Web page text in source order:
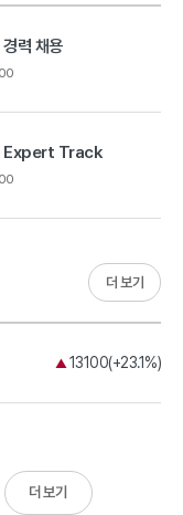
력 채용
Expert Track
▲13100(+23.1%)
더 보기
더 보기